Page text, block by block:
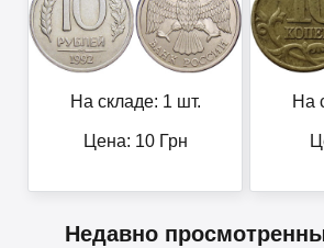
На складе: 1 шт.
Цена: 10Грн
На
Недавно